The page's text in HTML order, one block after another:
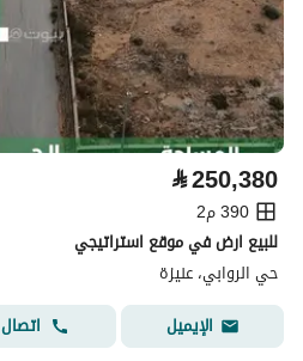
⃁250,380
390 م2
للبيع ارض في موقع استراتيجي
حي الروابي، عنيزة
الإيميل
اتصال